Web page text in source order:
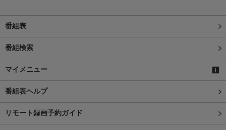
番組表
番組検索
マイメニュー
番組表ヘルプ
リモート録画予約ガイド